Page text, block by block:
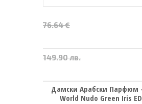
76.64 €
149.90 лв.
Дамски Арабски Парфюм
World Nudo Green Iris